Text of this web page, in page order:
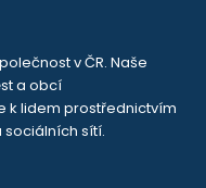
v ČR. Naše
a obcí
k lidem prostřednictvím
sociálních sítí.